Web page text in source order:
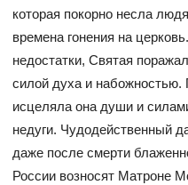
которая покорно несла
времена гонения на
недостатки, Святая
силой духа и набожностью.
исцеляла она души и
недуги. Чудодейственный
даже после смерти
России возносят Матроне